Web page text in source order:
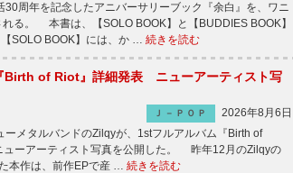
周年を記念したアニバーサリーブック『余白』を、ワニ
る。 本書は、【SOLO BOOK】と【BUDDIES BOOK】
SOLO BOOK】には、か … 続きを読む
Birth of Riot』詳細発表 ニューアーティスト写
Ｊ－ＰＯＰ
2026年8月6日
メタルバンドのZilqyが、1stフルアルバム『Birth of
ューアーティスト写真を公開した。 昨年12月のZilqyの
本作は、前作EPで産 … 続きを読む